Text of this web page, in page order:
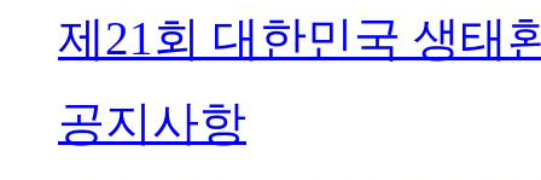
제21회 대한민국 생태
공지사항